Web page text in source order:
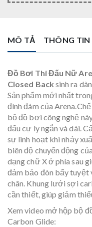
MÔ TẢ THÔNG TIN
Đồ Bơi Thi Đấu Nữ
Closed Back sinh ra
Sản phẩm mới nhất
đình đám của
bộ đồ bơi công nghệ
đấu cự ly ngắn và dài.
sự linh hoạt khi nhảy
biên độ chuyển động
dạng chữ X ở phía sau
đảm bảo đòn bẩy tuyệt
chân. Khung lưới sợi
cần thiết, giúp giảm
Xem video mở hộp bộ
Carbon Glide: